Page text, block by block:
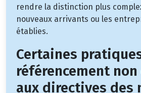
rendre la distinction plus
nouveaux arrivants ou les
établies.
Certaines
référencement
aux directives des